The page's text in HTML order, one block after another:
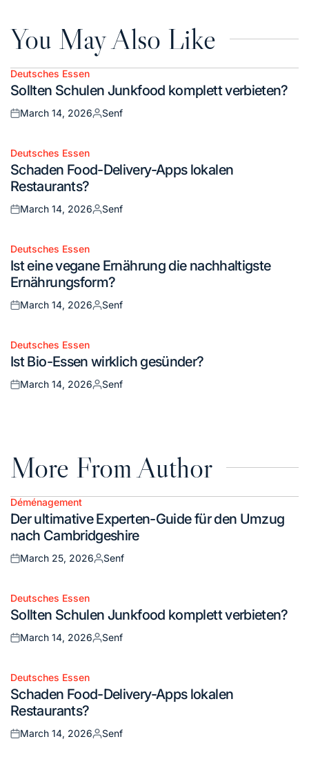
You May Also Like
Posted
in
Deutsches Essen
Sollten Schulen Junkfood komplett verbieten?
Posted
March 14, 2026
Posted
Senf
Posted
in
Deutsches Essen
Schaden Food-Delivery-Apps lokalen
Restaurants?
Posted
March 14, 2026
Posted
Senf
Posted
in
Deutsches Essen
Ist eine vegane Ernährung die nachhaltigste
Ernährungsform?
Posted
March 14, 2026
Posted
Senf
Posted
in
Deutsches Essen
Ist Bio-Essen wirklich gesünder?
Posted
March 14, 2026
Posted
Senf
More From Author
Posted
in
Déménagement
Der ultimative Experten-Guide für den Umzug
nach Cambridgeshire
Posted
March 25, 2026
Posted
Senf
Posted
in
Deutsches Essen
Sollten Schulen Junkfood komplett verbieten?
Posted
March 14, 2026
Posted
Senf
Posted
in
Deutsches Essen
Schaden Food-Delivery-Apps lokalen
Restaurants?
Posted
March 14, 2026
Posted
Senf